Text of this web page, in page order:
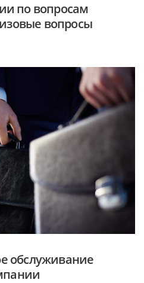
по вопросам
вопросы
обслуживание